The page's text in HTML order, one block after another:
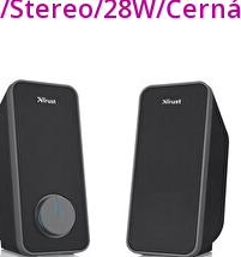
Stereo/28W/Černá